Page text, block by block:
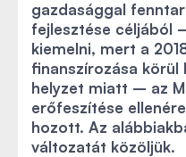
gazdasággal
fejlesztése céljából
kiemelni, mert a
finanszírozása körül
helyzet miatt – az
erőfeszítése
hozott. Az
változatát közöljük.